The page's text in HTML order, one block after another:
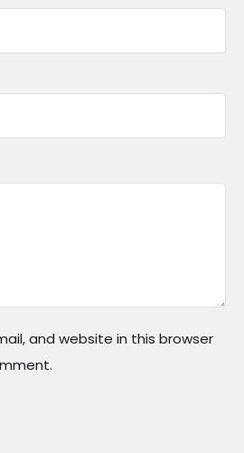
and website in this browser